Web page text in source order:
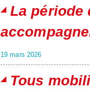
La période
19 mars 2026
Tous
Pages